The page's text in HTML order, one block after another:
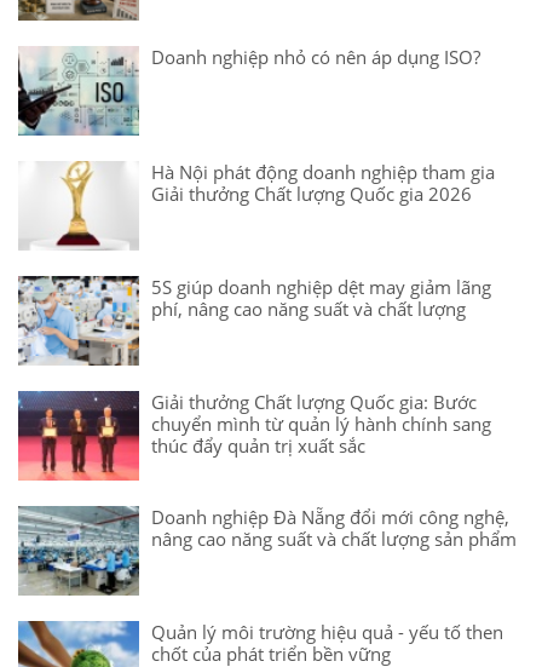
Doanh nghiệp nhỏ có nên áp dụng ISO?
Hà Nội phát động doanh nghiệp tham gia
Giải thưởng Chất lượng Quốc gia 2026
5S giúp doanh nghiệp dệt may giảm lãng
phí, nâng cao năng suất và chất lượng
Giải thưởng Chất lượng Quốc gia: Bước
chuyển mình từ quản lý hành chính sang
thúc đẩy quản trị xuất sắc
Doanh nghiệp Đà Nẵng đổi mới công nghệ,
nâng cao năng suất và chất lượng sản phẩm
Quản lý môi trường hiệu quả - yếu tố then
chốt của phát triển bền vững